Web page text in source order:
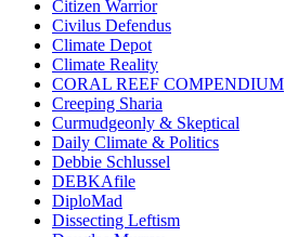
Citizen Warrior
Civilus Defendus
Climate Depot
Climate Reality
CORAL REEF COMPENDIUM
Creeping Sharia
Curmudgeonly & Skeptical
Daily Climate & Politics
Debbie Schlussel
DEBKAfile
DiploMad
Dissecting Leftism